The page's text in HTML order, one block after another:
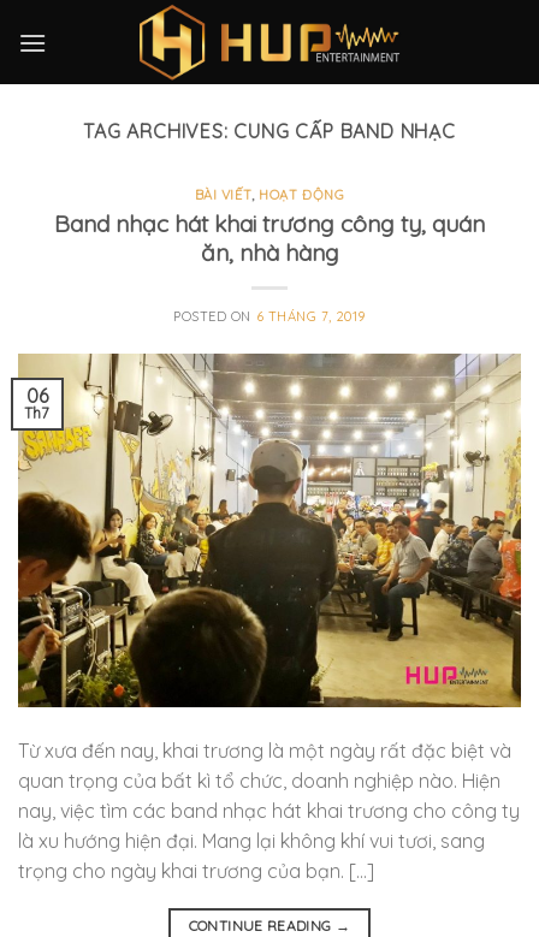
TAG ARCHIVES: CUNG CẤP BAND NHẠC
BÀI VIẾT, HOẠT ĐỘNG
Band nhạc hát khai trương công ty, quán
ăn, nhà hàng
POSTED ON 6 THÁNG 7, 2019
06
Th7
Từ xưa đến nay, khai trương là một ngày rất đặc biệt và
quan trọng của bất kì tổ chức, doanh nghiệp nào. Hiện
nay, việc tìm các band nhạc hát khai trương cho công ty
là xu hướng hiện đại. Mang lại không khí vui tươi, sang
trọng cho ngày khai trương của bạn. […]
CONTINUE READING →